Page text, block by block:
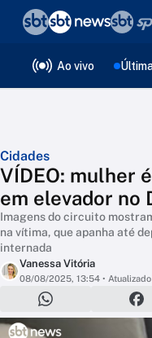
Ao vivo
Cidades
VÍDEO: mulher
em elevador no
Imagens do circuito
na vítima, que apanha até
internada
Vanessa Vitória
08/08/2025, 13:54 •
❮voltar
Editorias